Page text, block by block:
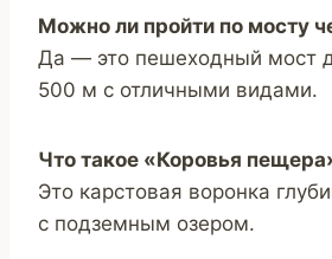
Можно ли пройти по мосту
Да — это пешеходный мост
500 м с отличными видами.
Что такое «Коровья
Это карстовая воронка
с подземным озером.